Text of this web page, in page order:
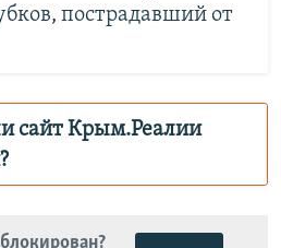
пострадавший от
сайт Крым.Реалии